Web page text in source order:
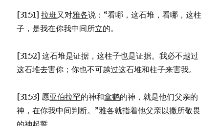
[31:51]拉班又对雅各说：“看哪，这石堆，看哪，这柱
子，是我在你我中间所立的。
[31:52] 这石堆是证据，这柱子也是证据。我必不越过
这石堆去害你；你也不可越过这石堆和柱子来害我。
[31:53] 愿亚伯拉罕的神和拿鹤的神，就是他们父亲的
神，在你我中间判断。”雅各就指着他父亲以撒所敬畏
的神起誓，